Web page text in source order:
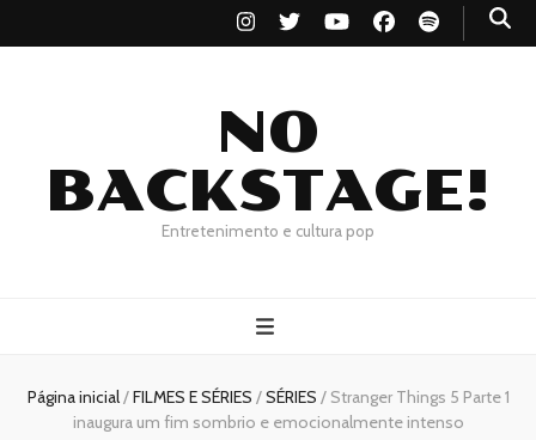
NO
BACKSTAGE!
Entretenimento e cultura pop
Página inicial/FILMES E SÉRIES /SÉRIES / Stranger Things 5 Parte 1
inaugura um fim sombrio e emocionalmente intenso